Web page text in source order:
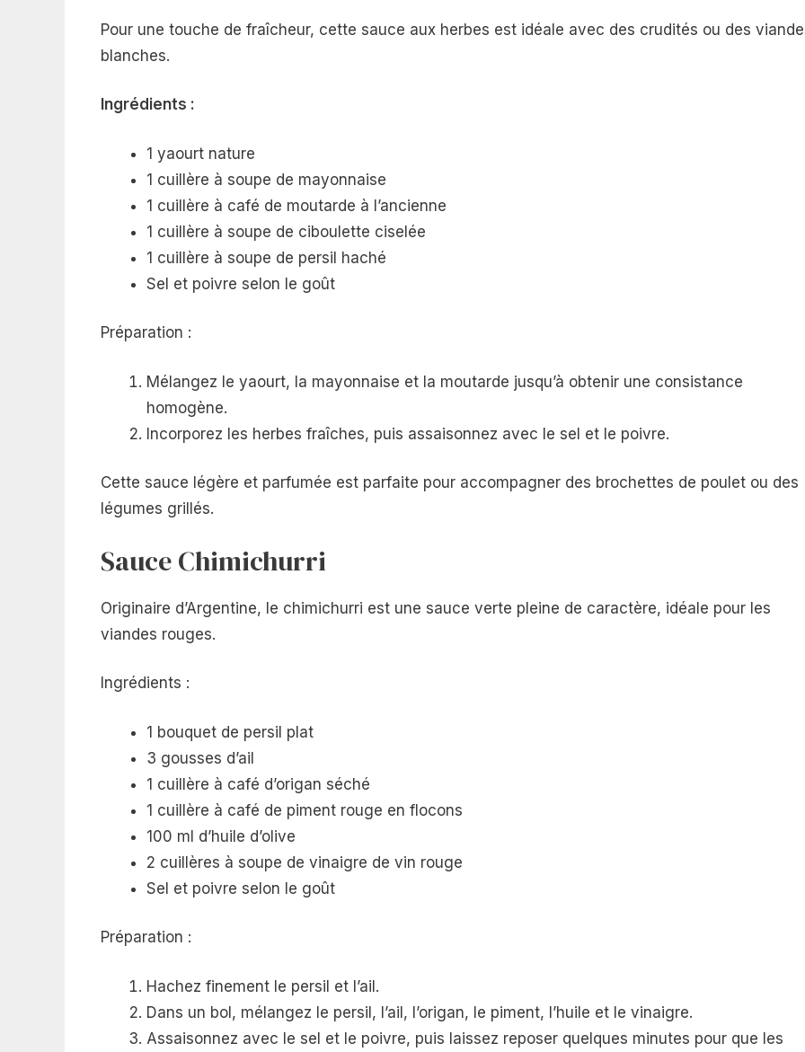
Pour une touche de fraîcheur, cette sauce aux herbes est idéale avec des crudités ou des
blanches.
Ingrédients :
1 yaourt nature
1 cuillère à soupe de mayonnaise
1 cuillère à café de moutarde à l’ancienne
1 cuillère à soupe de ciboulette ciselée
1 cuillère à soupe de persil haché
Sel et poivre selon le goût
Préparation :
Mélangez le yaourt, la mayonnaise et la moutarde jusqu’à obtenir une consistance
homogène.
Incorporez les herbes fraîches, puis assaisonnez avec le sel et le poivre.
Cette sauce légère et parfumée est parfaite pour accompagner des brochettes de poulet ou des
légumes grillés.
Sauce Chimichurri
Originaire d’Argentine, le chimichurri est une sauce verte pleine de caractère, idéale pour les
viandes rouges.
Ingrédients :
1 bouquet de persil plat
3 gousses d’ail
1 cuillère à café d’origan séché
1 cuillère à café de piment rouge en flocons
100 ml d’huile d’olive
2 cuillères à soupe de vinaigre de vin rouge
Sel et poivre selon le goût
Préparation :
Hachez finement le persil et l’ail.
Dans un bol, mélangez le persil, l’ail, l’origan, le piment, l’huile et le vinaigre.
Assaisonnez avec le sel et le poivre, puis laissez reposer quelques minutes pour que les